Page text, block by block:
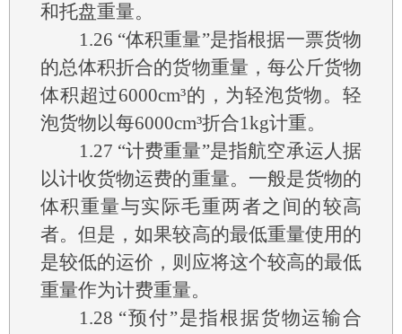
和托盘重量。
1.26 “体积重量”是指根据一票货物
的总体积折合的货物重量，每公斤货物
体积超过6000cm³的，为轻泡货物。轻
泡货物以每6000cm³折合1kg计重。
1.27 “计费重量”是指航空承运人据
以计收货物运费的重量。一般是货物的
体积重量与实际毛重两者之间的较高
者。但是，如果较高的最低重量使用的
是较低的运价，则应将这个较高的最低
重量作为计费重量。
1.28 “预付”是指根据货物运输合